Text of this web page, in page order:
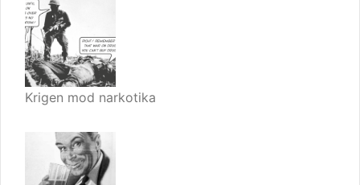
Krigen mod narkotika